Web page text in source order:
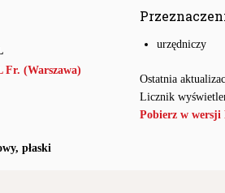
(Warszawa)
płaski
urzędniczy
Ostatnia
Licznik
Pobierz w wersji